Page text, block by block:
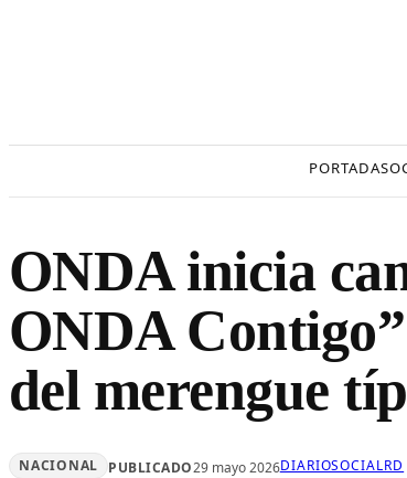
PORTADA
ONDA inicia
ONDA
del merengue
NACIONAL PUBLICADO29 mayo 2026DIARIOSOCIALRD